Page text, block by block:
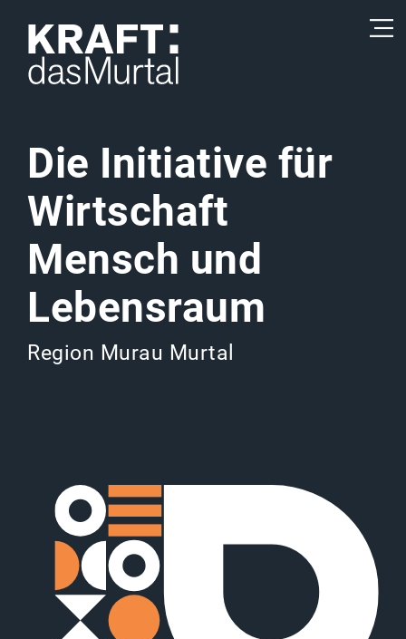
Die Initiative für
Wirtschaft
Mensch und
Lebensraum
Region Murau Murtal